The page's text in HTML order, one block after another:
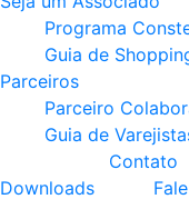
Programa
Guia de
Parceiros
Parceiro
Guia de
Downloads
Contato